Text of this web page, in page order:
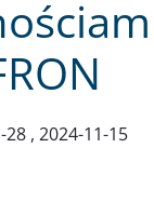
28 2024-11-15